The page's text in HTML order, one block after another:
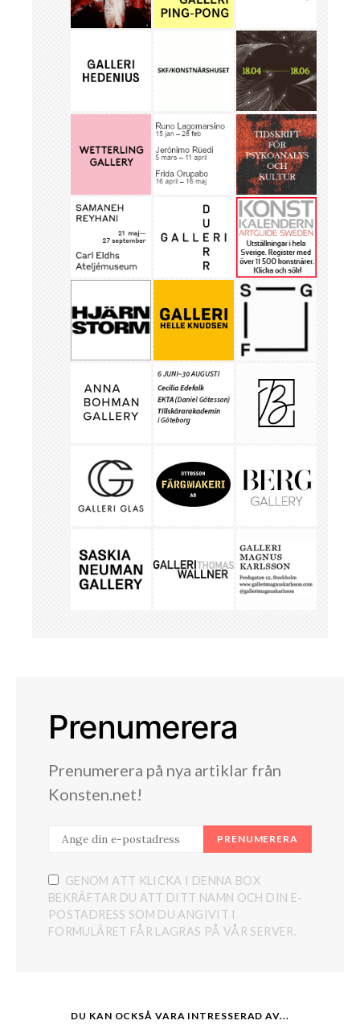
Prenumerera
Prenumerera på nya artiklar från
Konsten.net!
PRENUMERERA
GENOM ATT KLICKA I DENNA BOX
BEKRÄFTAR DU ATT DITT NAMN OCH DIN E-
POSTADRESS SOM DU ANGIVIT I
FORMULÄRET FÅR LAGRAS PÅ VÅR SERVER.
DU KAN OCKSÅ VARA INTRESSERAD AV...